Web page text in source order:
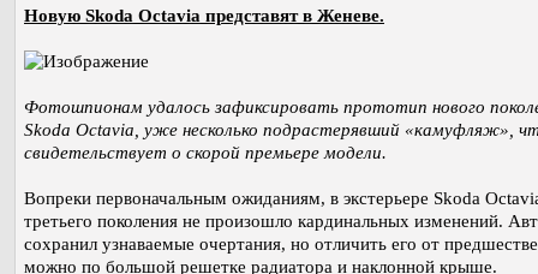
Новую Skoda Octavia представят в Женеве.
Фотошпионам удалось зафиксировать прототип нового
Skoda Octavia, уже несколько подрастерявший «камуфляж»,
свидетельствует о скорой премьере модели.
Вопреки первоначальным ожиданиям, в экстерьере Skoda
третьего поколения не произошло кардинальных изменений.
сохранил узнаваемые очертания, но отличить его от
можно по большой решетке радиатора и наклонной крыше.